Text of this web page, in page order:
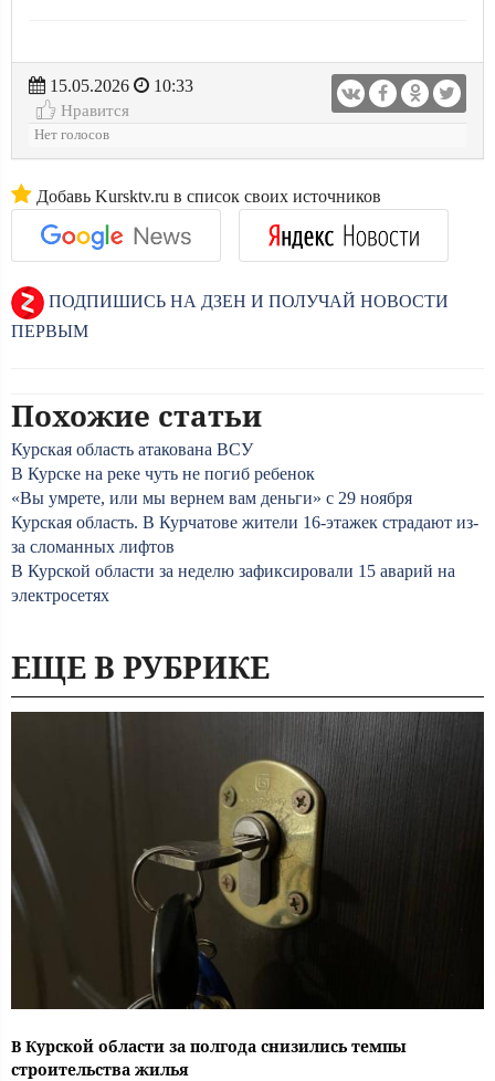
15.05.2026
10:33
Нравится
Нет голосов
Добавь Kursktv.ru в список своих источников
ПОДПИШИСЬ НА ДЗЕН И ПОЛУЧАЙ НОВОСТИ
ПЕРВЫМ
Похожие статьи
Курская область атакована ВСУ
В Курске на реке чуть не погиб ребенок
«Вы умрете, или мы вернем вам деньги» с 29 ноября
Курская область. В Курчатове жители 16-этажек страдают из-
за сломанных лифтов
В Курской области за неделю зафиксировали 15 аварий на
электросетях
ЕЩЕ В РУБРИКЕ
В Курской области за полгода снизились темпы
строительства жилья